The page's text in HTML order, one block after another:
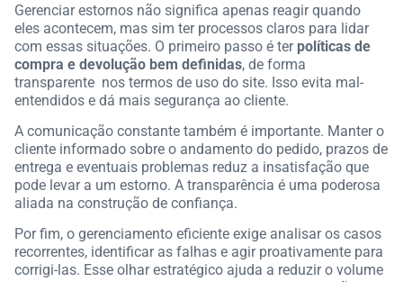
Gerenciar estornos não significa apenas reagir quando
eles acontecem, mas sim ter processos claros para lidar
com essas situações. O primeiro passo é ter políticas de
compra e devolução bem definidas, de forma
transparente nos termos de uso do site. Isso evita mal-
entendidos e dá mais segurança ao cliente.
A comunicação constante também é importante. Manter o
cliente informado sobre o andamento do pedido, prazos de
entrega e eventuais problemas reduz a insatisfação que
pode levar a um estorno. A transparência é uma poderosa
aliada na construção de confiança.
Por fim, o gerenciamento eficiente exige analisar os casos
recorrentes, identificar as falhas e agir proativamente para
corrigi-las. Esse olhar estratégico ajuda a reduzir o volume